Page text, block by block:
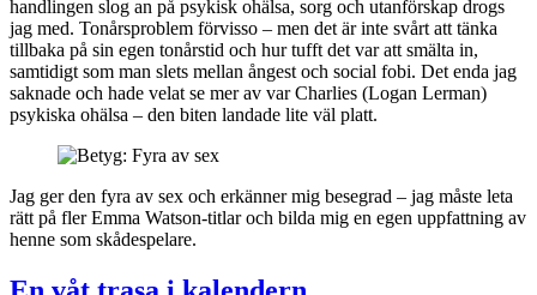
handlingen slog an på psykisk ohälsa, sorg och utanförskap drogs
jag med. Tonårsproblem förvisso – men det är inte svårt att tänka
tillbaka på sin egen tonårstid och hur tufft det var att smälta in,
samtidigt som man slets mellan ångest och social fobi. Det enda jag
saknade och hade velat se mer av var Charlies (Logan Lerman)
psykiska ohälsa – den biten landade lite väl platt.
Jag ger den fyra av sex och erkänner mig besegrad – jag måste leta
rätt på fler Emma Watson-titlar och bilda mig en egen uppfattning av
henne som skådespelare.